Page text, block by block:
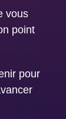
vous
point
pour